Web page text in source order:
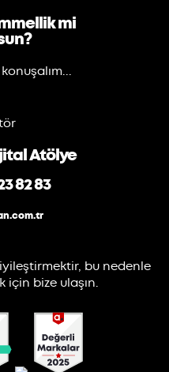
mi
Atölye
82 83
iyileştirmektir, bu nedenle
bize ulaşın.